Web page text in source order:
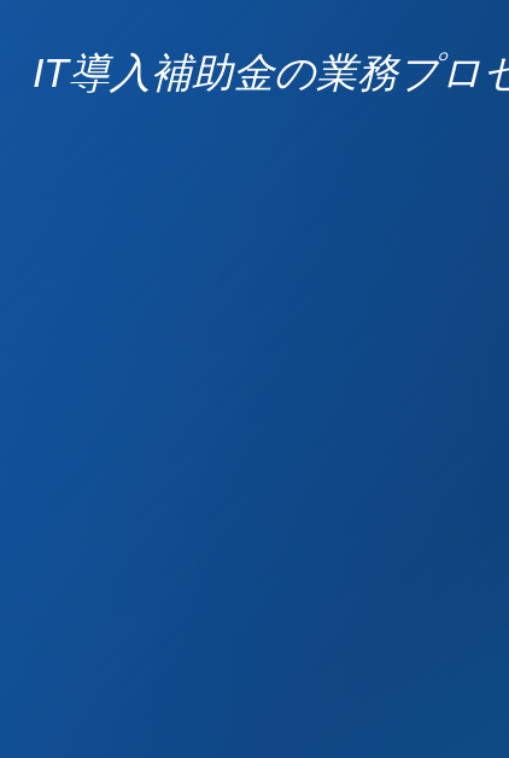
IT導入補助金の業務プロ